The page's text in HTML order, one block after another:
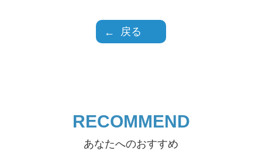
戻る
RECOMMEND
あなたへのおすすめ